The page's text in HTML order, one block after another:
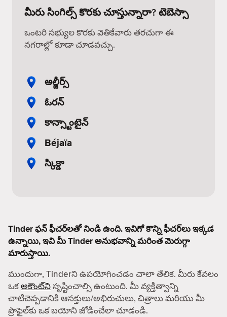
మీరు సింగిల్స్ కొరకు చూస్తున్నారా? టెబెస్సా
ఒంటరి సభ్యుల కొరకు వెతికేవారు తరచుగా ఈ
నగరాల్లో కూడా చూడవచ్చు.
అల్జీర్స్
ఓరన్
కాన్స్టాంటైన్
Béjaïa
స్కిక్డా
Tinder ఫన్ ఫీచర్‌లతో నిండి ఉంది. ఇవిగో కొన్ని ఫీచర్‌లు ఇక్కడ
ఉన్నాయి, ఇవి మీ Tinder అనుభవాన్ని మరింత మెరుగ్గా
మారుస్తాయి.
ముందుగా, Tinderని ఉపయోగించడం చాలా తేలిక. మీరు కేవలం
ఒకఅకౌంట్‌నిసృష్టించాల్సి ఉంటుంది. మీ వ్యక్తిత్వాన్ని
చాటిచెప్పడానికి ఆసక్తులు/అభిరుచులు, చిత్రాలు మరియు మీ
ప్రొఫైల్‌కు ఒక బయోని జోడించేలా చూడండి.